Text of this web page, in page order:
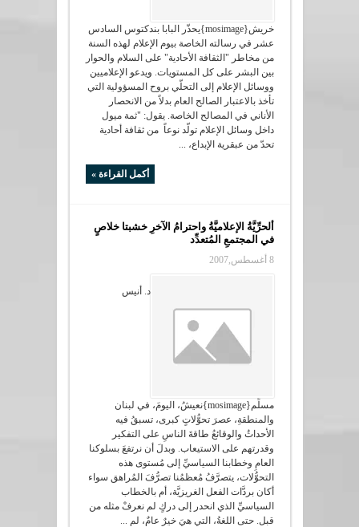
خريش{mosimage}يحذّر البابا بندكتوس السادس
عشر في رسالته الخاصة بيوم الإعلام لهذه السنة
من مخاطر "الثقافة الأحادية" على السلام والحوار
بين البشر على كل المستويات. ويدعو الإعلاميين
ووسائل الإعلام إلى التحلّي بروح المسؤولية التي
تأخذ بالاعتبار الصالح العام بدلاً من الانحصار
الأناني في المصالح الخاصة. يقول: "ثمة ميول
داخل وسائل الإعلام تولّد نوعاً من ثقافة أحادية
تحدّ من عبقرية الإبداع، ...
أكمل القراءة »
ألحرِّيَّةُ الإعلاميَّةُ واحترامُ الآخرِ خشبتا خلاصٍ
في المجتمعِ المُتعدِّد
8 أغسطس,2007
د. أنيس
مسلِّم{mosimage}نعيشُ، اليومَ، في لبنان
والمنطقةِ، عصرَ تحوُّلاتٍ كبرى، تسبقُ فيه
الأحداثُ والوقائعُ طاقةَ الناسِ على التفكير
وقدرتهم على الاستيعاب. وبدلَ أن نرتفعَ بسلوكنا
العامِ وخطابنا السياسيِّ إلى مُستوى هذه
التحوُّلات، يتصرَّفُ مُعظمُنا تصرُّفَ المُراهق سواء
أكان بردَّات الفعل الغريزيَّة، أم بالخطاب
السياسيِّ الذي انحدر إلى دركٍ لم نعرفْ مثله من
قبل. حتى اللغةُ، التي هيَ خيرٌ عامٌ، لم ...